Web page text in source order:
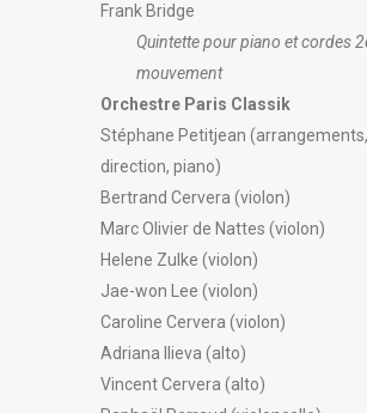
Frank Bridge
Quintette pour piano et cordes
mouvement
Orchestre Paris Classik
Stéphane Petitjean (arrangements,
direction, piano)
Bertrand Cervera (violon)
Marc Olivier de Nattes (violon)
Helene Zulke (violon)
Jae-won Lee (violon)
Caroline Cervera (violon)
Adriana Ilieva (alto)
Vincent Cervera (alto)